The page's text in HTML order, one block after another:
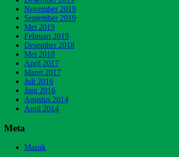
November 2019
September 2019
Mei 2019
Februari 2019
Desember 2018
Mei 2018
April 2017
Maret 2017
Juli 2016
Juni 2016
Agustus 2014
April 2014
Meta
Masuk